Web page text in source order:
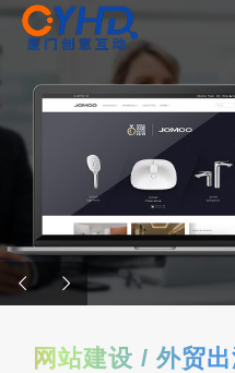
网站建设 / 外贸